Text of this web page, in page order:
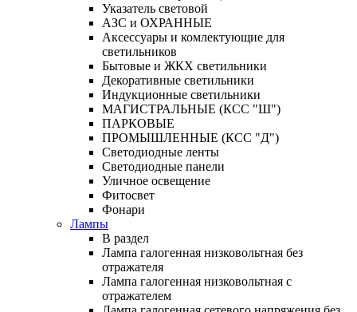
Указатель световой
АЗС и ОХРАННЫЕ
Аксессуары и комлектующие для
светильников
Бытовые и ЖКХ светильники
Декоративные светильники
Индукционные светильники
МАГИСТРАЛЬНЫЕ (КСС "Ш")
ПАРКОВЫЕ
ПРОМЫШЛЕННЫЕ (КСС "Д")
Светодиодные ленты
Светодиодные панели
Уличное освещение
Фитосвет
Фонари
Лампы
В раздел
Лампа галогенная низковольтная без
отражателя
Лампа галогенная низковольтная с
отражателем